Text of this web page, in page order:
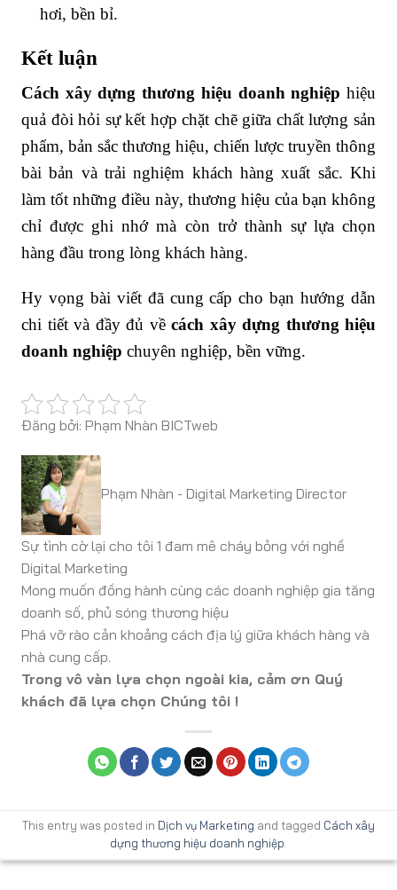
hơi, bền bỉ.
Kết luận
Cách xây dựng thương hiệu doanh nghiệp hiệu
quả đòi hỏi sự kết hợp chặt chẽ giữa chất lượng sản
phẩm, bản sắc thương hiệu, chiến lược truyền thông
bài bản và trải nghiệm khách hàng xuất sắc. Khi
làm tốt những điều này, thương hiệu của bạn không
chỉ được ghi nhớ mà còn trở thành sự lựa chọn
hàng đầu trong lòng khách hàng.
Hy vọng bài viết đã cung cấp cho bạn hướng dẫn
chi tiết và đầy đủ về cách xây dựng thương hiệu
doanh nghiệp chuyên nghiệp, bền vững.
Đăng bởi: Phạm Nhàn BICTweb
Phạm Nhàn - Digital Marketing Director
Sự tình cờ lại cho tôi 1 đam mê cháy bỏng với nghề
Digital Marketing
Mong muốn đồng hành cùng các doanh nghiệp gia tăng
doanh số, phủ sóng thương hiệu
Phá vỡ rào cản khoảng cách địa lý giữa khách hàng và
nhà cung cấp.
Trong vô vàn lựa chọn ngoài kia, cảm ơn Quý
khách đã lựa chọn Chúng tôi !
This entry was posted in Dịch vụ Marketing and tagged Cách xây
dựng thương hiệu doanh nghiệp